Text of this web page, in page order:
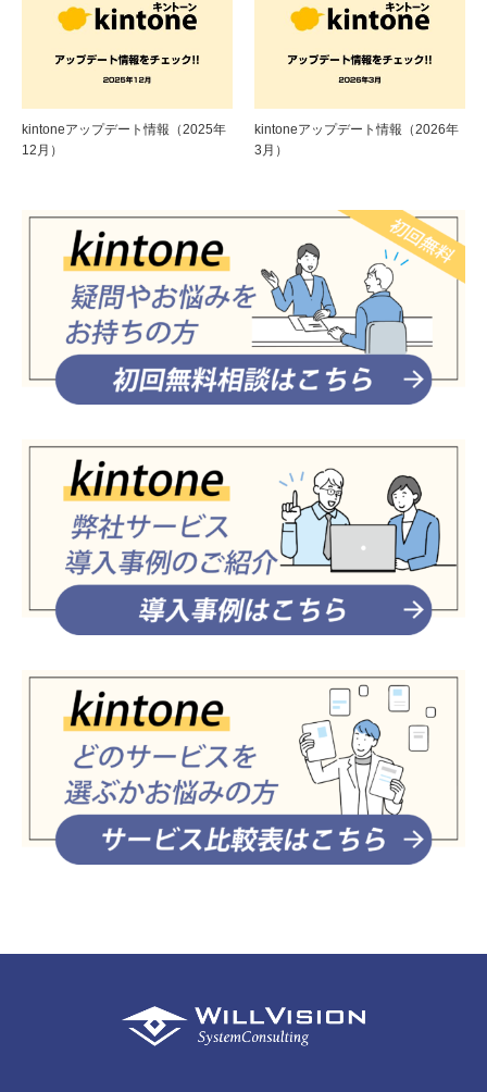
kintoneアップデート情報（2025年
12月）
kintoneアップデート情報（2026年
3月）